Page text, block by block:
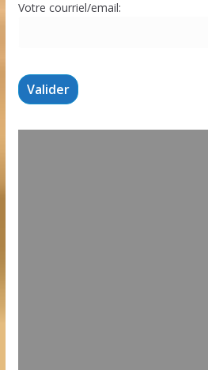
Votre courriel/email: